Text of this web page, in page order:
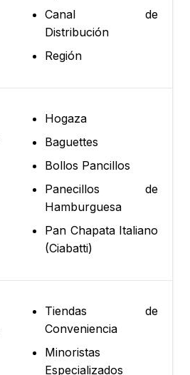
Canal de
Distribución
Región
Hogaza
Baguettes
Bollos Pancillos
Panecillos de
Hamburguesa
Pan Chapata Italiano
(Ciabatti)
Tiendas de
Conveniencia
Minoristas
Especializados